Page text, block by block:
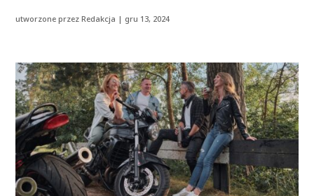
utworzone przezRedakcja | gru 13, 2024